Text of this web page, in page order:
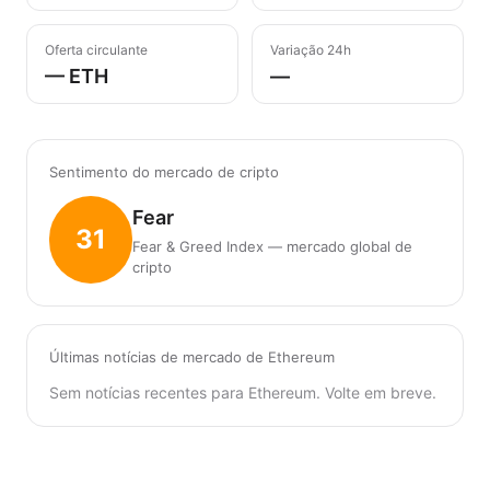
Oferta circulante
— ETH
Variação 24h
—
Sentimento do mercado de cripto
31
Fear
Fear & Greed Index — mercado global de
cripto
Últimas notícias de mercado de Ethereum
Sem notícias recentes para Ethereum. Volte em breve.